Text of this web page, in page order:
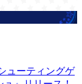
ューティングゲ